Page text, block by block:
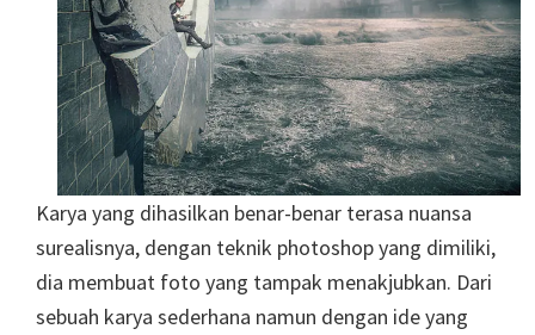
Karya yang dihasilkan benar-benar terasa nuansa
surealisnya, dengan teknik photoshop yang dimiliki,
dia membuat foto yang tampak menakjubkan. Dari
sebuah karya sederhana namun dengan ide yang